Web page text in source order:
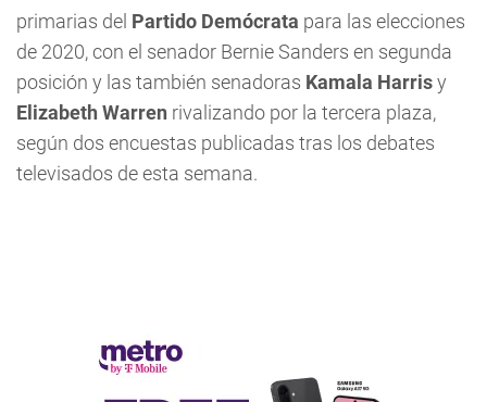
primarias del Partido Demócrata para las elecciones
de 2020, con el senador Bernie Sanders en segunda
posición y las también senadoras Kamala Harrisy
Elizabeth Warren rivalizando por la tercera plaza,
según dos encuestas publicadas tras los debates
televisados de esta semana.